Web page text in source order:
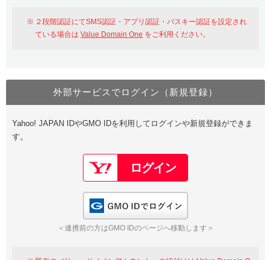
おすすめ One レンタルサーバーを含む最新の機能を使う方
Value Domain Oneにログイン
Google
GMO ID Amazon
※AmazonはValue Domain Oneのログイン画面へ遷移します
Value Domain Oneアカウント作成
以下でも登録可能
Google Yahoo!
GMO ID
２段階認証にてSMS認証・アプリ認証・パスキー認証を設定され
ている場合はValue Domain One をご利用ください。
外部サービスでログイン（新規登録）
Yahoo! JAPAN IDやGMO IDを利用してログインや新規登録ができま
す。
＜連携前の方はGMO IDのページへ移動します＞